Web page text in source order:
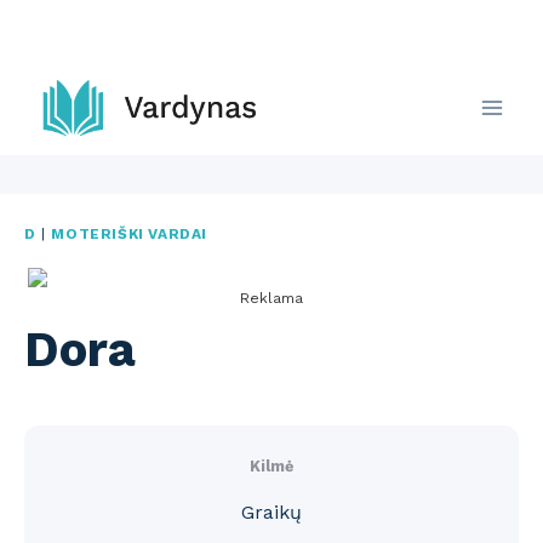
content
D | MOTERIŠKI VARDAI
Reklama
Dora
Kilmė
Graikų